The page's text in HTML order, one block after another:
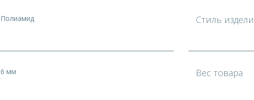
Полиамид
6 мм
Стиль
Вес товара